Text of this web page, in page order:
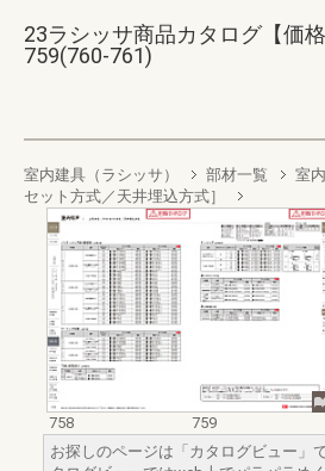
23ラシッサ商品カタログ【価
759(760-761)
室内建具（ラシッサ） 部材一覧
室
セット方式／天井埋込方式］
758
759
お探しのページは「カタログビュー」